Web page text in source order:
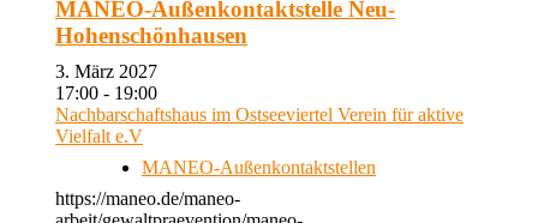
MANEO-Außenkontaktstelle Neu-
Hohenschönhausen
3. März 2027
17:00 - 19:00
Nachbarschaftshaus im Ostseeviertel Verein für aktive
Vielfalt e.V
MANEO-Außenkontaktstellen
https://maneo.de/maneo-